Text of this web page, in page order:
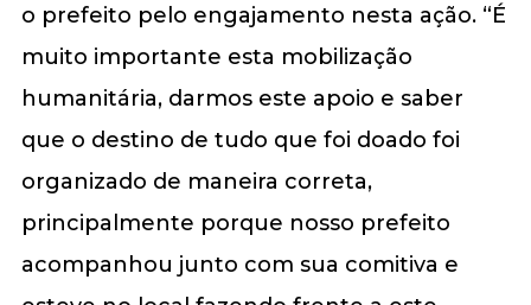
o prefeito pelo engajamento nesta ação. “É
muito importante esta mobilização
humanitária, darmos este apoio e saber
que o destino de tudo que foi doado foi
organizado de maneira correta,
principalmente porque nosso prefeito
acompanhou junto com sua comitiva e